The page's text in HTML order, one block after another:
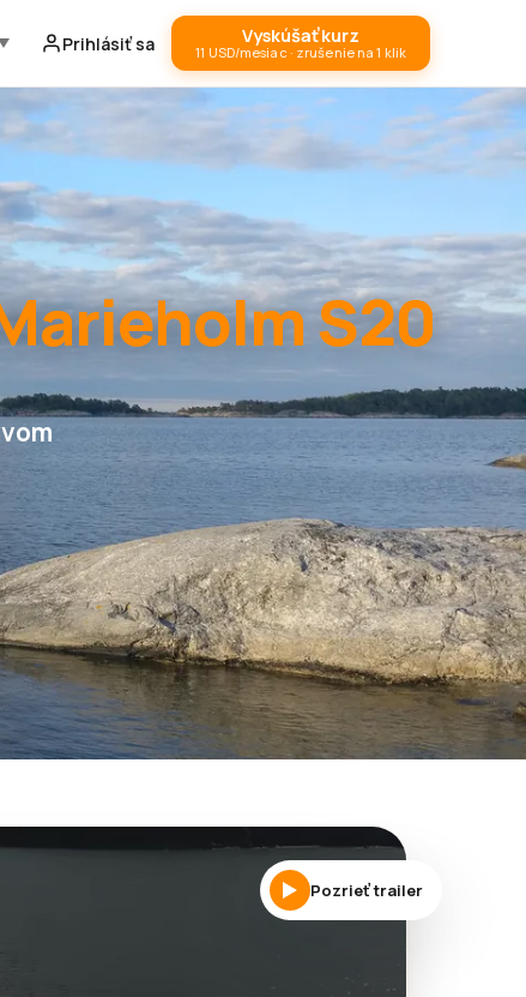
Prihlásiť sa Vyskúšať kurz
11 USD/mesiac · zrušenie na 1 klik
S20
Pozrieť trailer